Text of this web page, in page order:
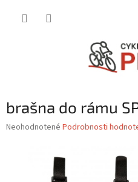
brašna do rámu
Priemerné
Neohodnotené Podrobnosti